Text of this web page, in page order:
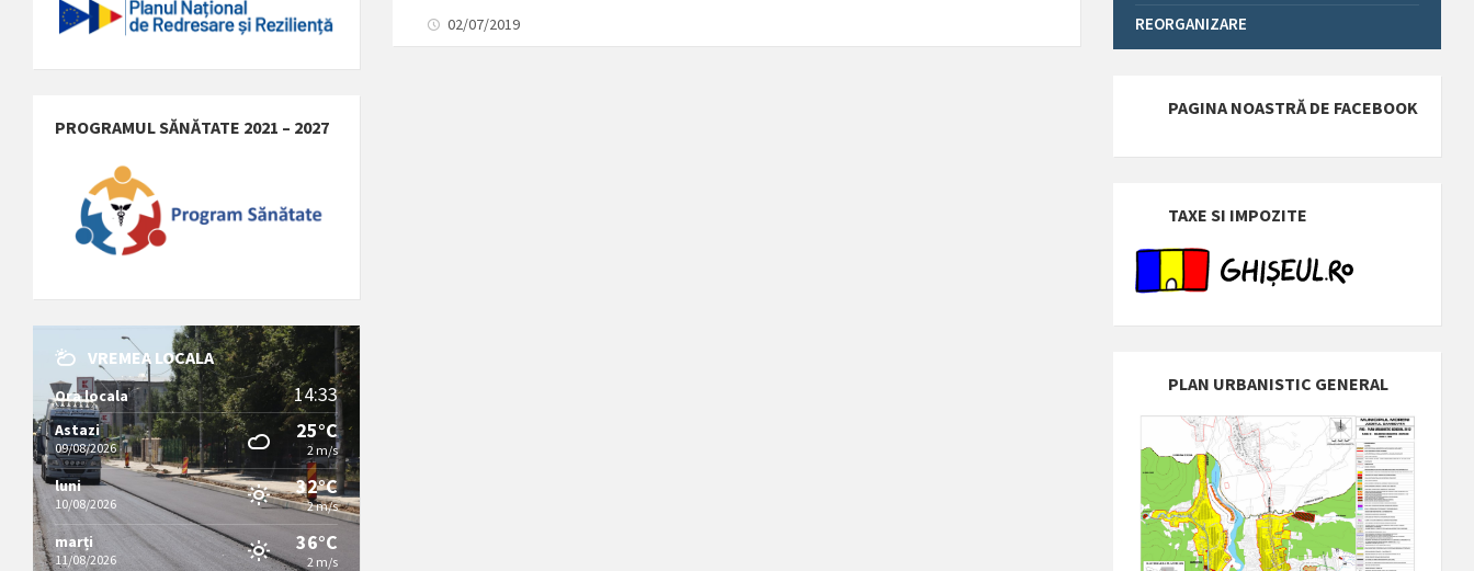
02/07/2019
PROGRAMUL SĂNĂTATE 2021 – 2027
VREMEA LOCALA
Ora locala 14:33
Astazi
09/08/2026
25°C
2 m/s
luni
10/08/2026
32°C
2 m/s
marți
11/08/2026
36°C
2 m/s
REORGANIZARE
PAGINA NOASTRĂ DE FACEBOOK
TAXE SI IMPOZITE
PLAN URBANISTIC GENERAL